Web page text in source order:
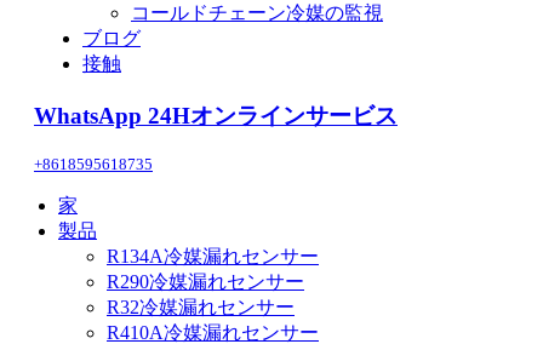
コールドチェーン冷媒の監視
ブログ
接触
WhatsApp 24Hオンラインサービス
+8618595618735
家
製品
R134A冷媒漏れセンサー
R290冷媒漏れセンサー
R32冷媒漏れセンサー
R410A冷媒漏れセンサー